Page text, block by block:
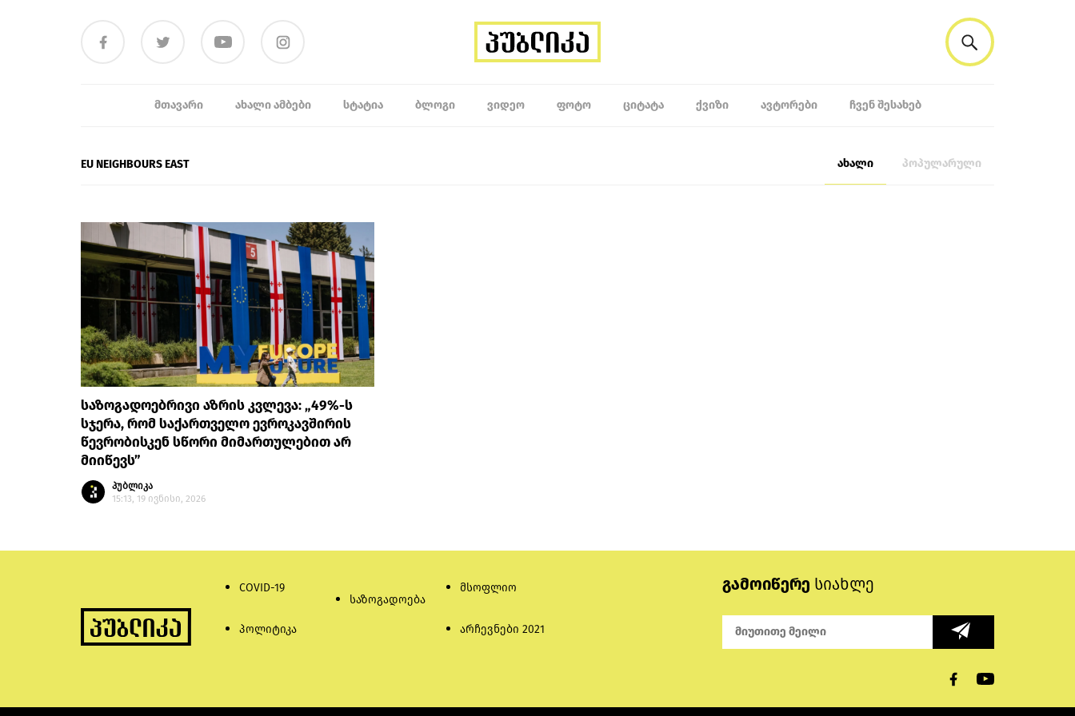
ᲛᲗᲐᲕᲐᲠᲘ ᲐᲮᲐᲚᲘ ᲐᲛᲑᲔᲑᲘ ᲡᲢᲐᲢᲘᲐ ᲑᲚᲝᲒᲘ ᲕᲘᲓᲔᲝ ᲤᲝᲢᲝ ᲪᲘᲢᲐᲢᲐ ᲥᲕᲘᲖᲘ ᲐᲕᲢᲝᲠᲔᲑᲘ ᲩᲕᲔᲜ ᲨᲔᲡᲐᲮᲔᲑ
EU NEIGHBOURS EAST ახალი პოპულარული
საზოგადოებრივი აზრის კვლევა: „49%-ს
სჯერა, რომ საქართველო ევროკავშირის
წევრობისკენ სწორი მიმართულებით არ
მიიწევს”
პუბლიკა
15:13, 19 ივნისი, 2026
COVID-19
პოლიტიკა
საზოგადოება
მსოფლიო
არჩევნები 2021
გამოიწერე სიახლე